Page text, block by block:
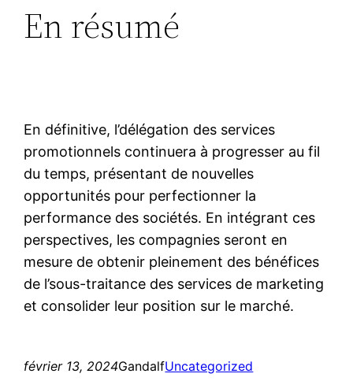
En résumé
En définitive, l’délégation des services
promotionnels continuera à progresser au fil
du temps, présentant de nouvelles
opportunités pour perfectionner la
performance des sociétés. En intégrant ces
perspectives, les compagnies seront en
mesure de obtenir pleinement des bénéfices
de l’sous-traitance des services de marketing
et consolider leur position sur le marché.
février 13, 2024GandalfUncategorized